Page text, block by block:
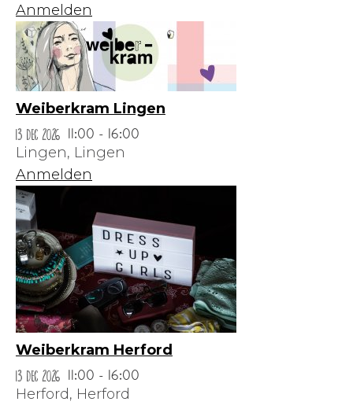
Anmelden
Weiberkram Lingen
13 Dec 2026
11:00 - 16:00
Lingen, Lingen
Anmelden
Weiberkram Herford
13 Dec 2026
11:00 - 16:00
Herford, Herford